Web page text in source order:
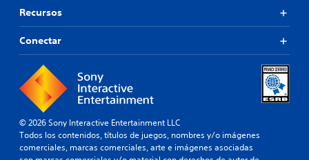
Recursos
Conectar
© 2026 Sony Interactive Entertainment LLC
Todos los contenidos, títulos de juegos, nombres y/o imágenes
comerciales, marcas comerciales, arte e imágenes asociadas